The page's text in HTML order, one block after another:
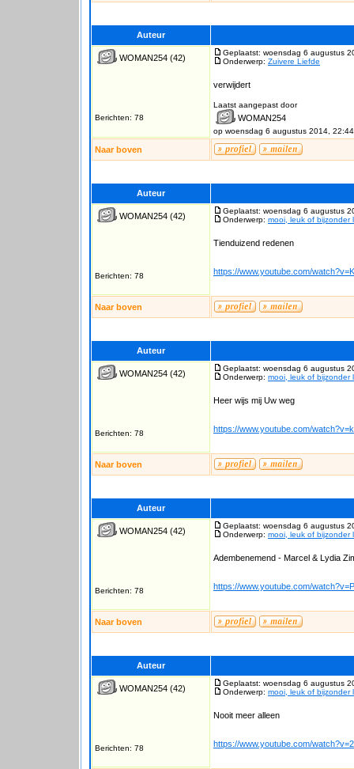
Auteur
WOMAN254 (42)
Berichten: 78
Geplaatst: woensdag 6 augustus
Onderwerp: Zuivere Liefde
verwijdert
Laatst aangepast door
WOMAN254
op woensdag 6 augustus 2014, 22:44
Naar boven
Auteur
WOMAN254 (42)
Berichten: 78
Geplaatst: woensdag 6 augustus
Onderwerp: mooi, leuk of bijzonder
Tienduizend redenen
https://www.youtube.com/
Naar boven
Auteur
WOMAN254 (42)
Berichten: 78
Geplaatst: woensdag 6 augustus
Onderwerp: mooi, leuk of bijzonder
Heer wijs mij Uw weg
https://www.youtube.com/
Naar boven
Auteur
WOMAN254 (42)
Berichten: 78
Geplaatst: woensdag 6 augustus
Onderwerp: mooi, leuk of bijzonder
Adembenemend - Marcel & Lydia
https://www.youtube.com/
Naar boven
Auteur
WOMAN254 (42)
Berichten: 78
Geplaatst: woensdag 6 augustus
Onderwerp: mooi, leuk of bijzonder
Nooit meer alleen
https://www.youtube.com/